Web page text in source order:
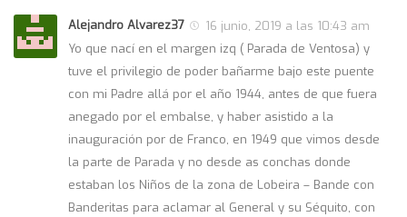
Alejandro Alvarez37
16 junio, 2019 a las 10:43 am
Yo que nací en el margen izq ( Parada de Ventosa) y
tuve el privilegio de poder bañarme bajo este puente
con mi Padre allá por el año 1944, antes de que fuera
anegado por el embalse, y haber asistido a la
inauguración por de Franco, en 1949 que vimos desde
la parte de Parada y no desde as conchas donde
estaban los Niños de la zona de Lobeira – Bande con
Banderitas para aclamar al General y su Séquito, con